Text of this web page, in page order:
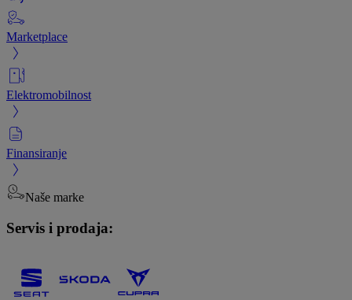
Marketplace
Elektromobilnost
Finansiranje
Naše marke
Servis i prodaja: